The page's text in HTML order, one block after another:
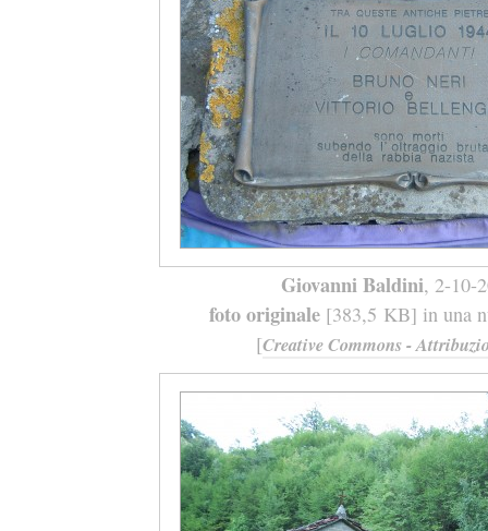
Giovanni Baldini, 2-10-
foto originale [383,5 KB] in una
[Creative Commons -